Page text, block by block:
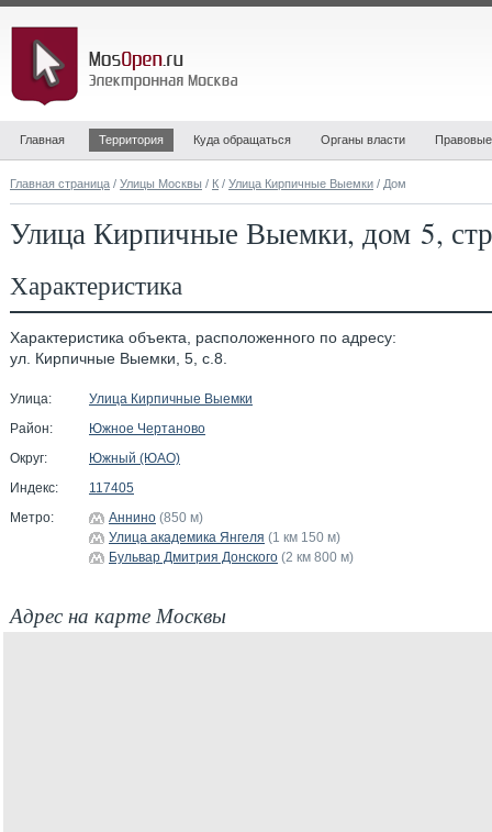
Главная Территория Куда обращаться Органы власти
Главная страница / Улицы Москвы / К / Улица Кирпичные Выемки / Дом
Улица Кирпичные Выемки, дом 5,
Характеристика
Характеристика объекта, расположенного по адресу:
ул. Кирпичные Выемки, 5, с.8.
Улица:
Улица Кирпичные Выемки
Район:
Южное Чертаново
Округ:
Южный (ЮАО)
Индекс:
117405
Метро:
Аннино (850 м)
Улица академика Янгеля (1 км 150 м)
Бульвар Дмитрия Донского (2 км 800 м)
Адрес на карте Москвы